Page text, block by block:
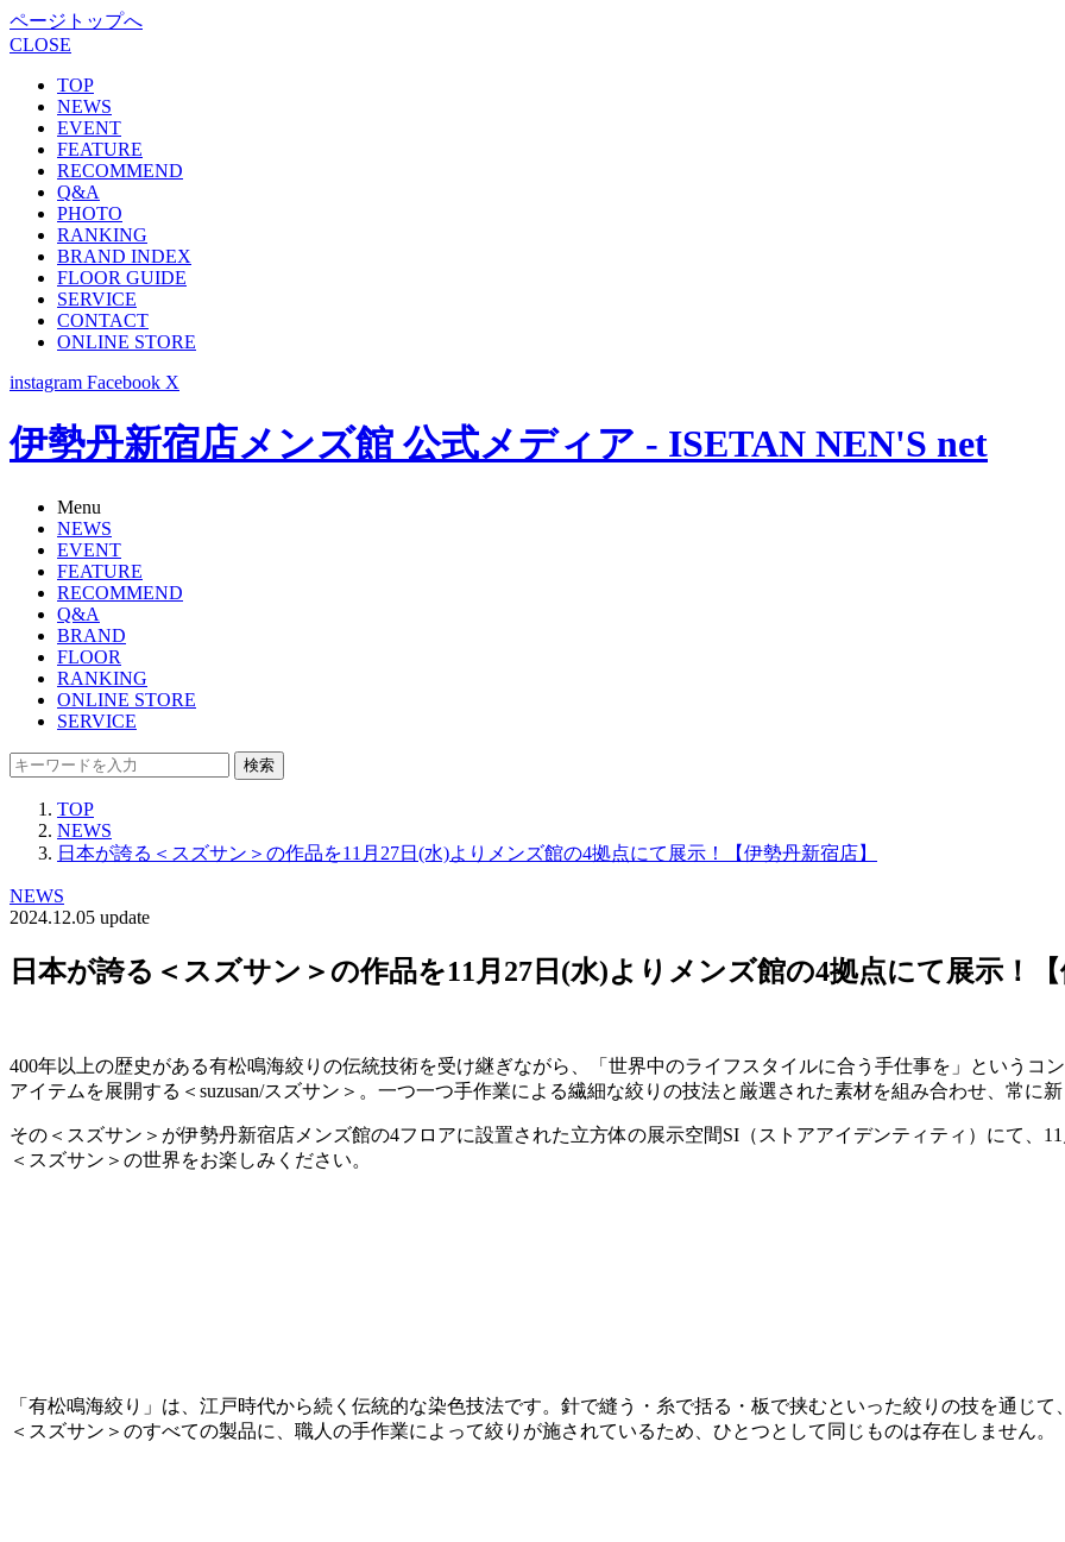
ページトップへ
CLOSE
TOP
NEWS
EVENT
FEATURE
RECOMMEND
Q&A
PHOTO
RANKING
BRAND INDEX
FLOOR GUIDE
SERVICE
CONTACT
ONLINE STORE
instagram Facebook X
伊勢丹新宿店メンズ館 公式メディア - ISETAN NEN'S net
Menu
NEWS
EVENT
FEATURE
RECOMMEND
Q&A
BRAND
FLOOR
RANKING
ONLINE STORE
SERVICE
検索
TOP
NEWS
日本が誇る＜スズサン＞の作品を11月27日(水)よりメンズ館の4拠点にて展示！【伊勢丹新宿店】
NEWS
2024.12.05 update
日本が誇る＜スズサン＞の作品を11月27日(水)よりメンズ館の4拠点にて展示！【
400年以上の歴史がある有松鳴海絞りの伝統技術を受け継ぎながら、「世界中のライフスタイルに合う手仕事を」というコ
アイテムを展開する＜suzusan/スズサン＞。一つ一つ手作業による繊細な絞りの技法と厳選された素材を組み合わせ、常に
その＜スズサン＞が伊勢丹新宿店メンズ館の4フロアに設置された立方体の展示空間SI（ストアアイデンティティ）にて、
＜スズサン＞の世界をお楽しみください。
「有松鳴海絞り」は、江戸時代から続く伝統的な染色技法です。針で縫う・糸で括る・板で挟むといった絞りの技を通じて
＜スズサン＞のすべての製品に、職人の手作業によって絞りが施されているため、ひとつとして同じものは存在しません。